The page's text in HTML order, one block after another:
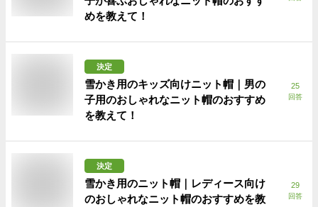
めを教えて！
決定
雪かき用のキッズ向けニット帽｜男の
子用のおしゃれなニット帽のおすすめ
を教えて！
25
回答
決定
雪かき用のニット帽｜レディース向け
のおしゃれなニット帽のおすすめを教
29
回答